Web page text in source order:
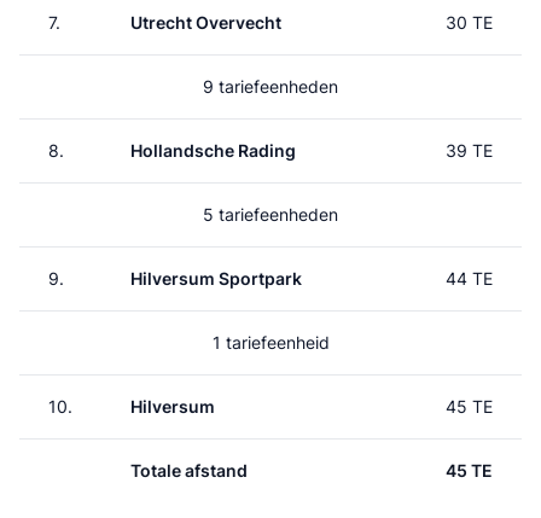
7. Utrecht Overvecht 30 TE
9 tariefeenheden
8. Hollandsche Rading 39 TE
5 tariefeenheden
9. Hilversum Sportpark 44 TE
1 tariefeenheid
10. Hilversum 45 TE
Totale afstand 45 TE